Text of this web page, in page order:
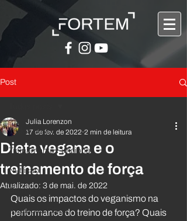
Post
Todos posts
Treinamento Funcional
Nutrição
Bem-estar
Avaliação Física
Dieta vegana e o
treinamento de força
Julia Lorenzon
17 de fev. de 2022 2 min de leitura
Atualizado: 3 de mai. de 2022
Quais os impactos do veganismo na
performance do treino de força? Quais